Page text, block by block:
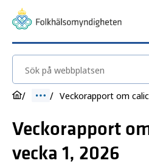
Sök på webbplatsen
Veckorapport
vecka 1, 2026